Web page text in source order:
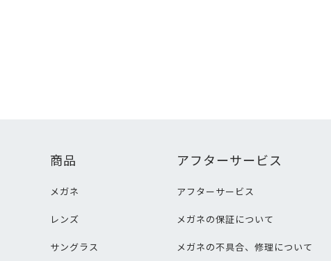
商品
メガネ
レンズ
サングラス
アフターサービス
アフターサービス
メガネの保証について
メガネの不具合、修理について